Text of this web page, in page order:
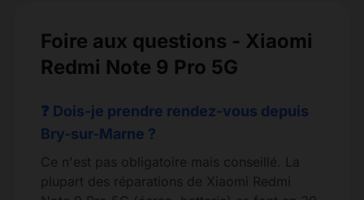
Foire aux questions - Xiaomi
Redmi Note 9 Pro 5G
❓ Dois-je prendre rendez-vous depuis
Bry-sur-Marne ?
Ce n'est pas obligatoire mais conseillé. La
plupart des réparations de Xiaomi Redmi